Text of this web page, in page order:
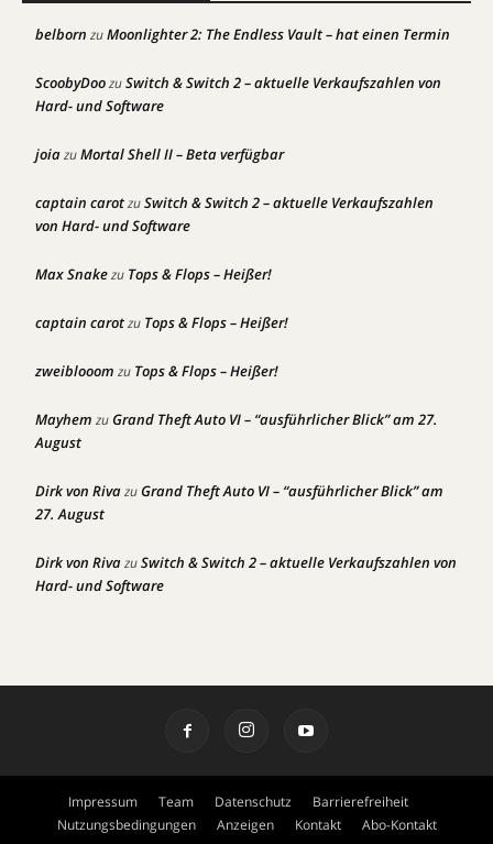
belborn zuMoonlighter 2: The Endless Vault – hat einen Termin
ScoobyDoozuSwitch & Switch 2 – aktuelle Verkaufszahlen von
Hard- und Software
joiazuMortal Shell II – Beta verfügbar
captain carotzuSwitch & Switch 2 – aktuelle Verkaufszahlen
von Hard- und Software
Max Snakezu Tops & Flops – Heißer!
captain carotzu Tops & Flops – Heißer!
zweiblooom zu Tops & Flops – Heißer!
Mayhem zuGrand Theft Auto VI – “ausführlicher Blick” am 27.
August
Dirk von RivazuGrand Theft Auto VI – “ausführlicher Blick” am
27. August
Dirk von RivazuSwitch & Switch 2 – aktuelle Verkaufszahlen von
Hard- und Software
Impressum Team Datenschutz
Barrierefreiheit
Nutzungsbedingungen
Anzeigen Kontakt Abo-Kontakt